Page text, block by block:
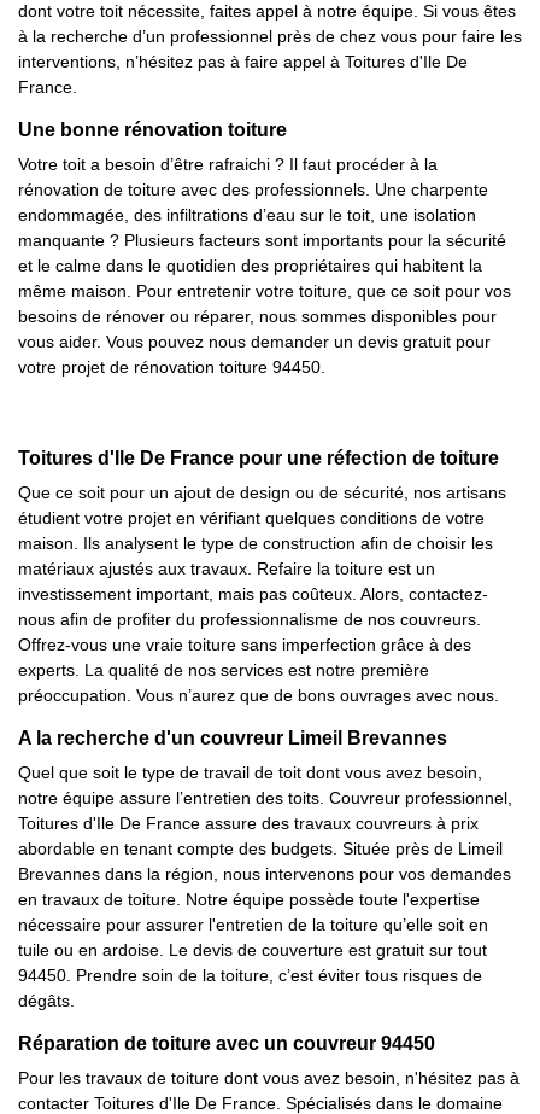
dont votre toit nécessite, faites appel à notre équipe. Si vous êtes
à la recherche d’un professionnel près de chez vous pour faire les
interventions, n’hésitez pas à faire appel à Toitures d'Ile De
France.
Une bonne rénovation toiture
Votre toit a besoin d’être rafraichi ? Il faut procéder à la
rénovation de toiture avec des professionnels. Une charpente
endommagée, des infiltrations d’eau sur le toit, une isolation
manquante ? Plusieurs facteurs sont importants pour la sécurité
et le calme dans le quotidien des propriétaires qui habitent la
même maison. Pour entretenir votre toiture, que ce soit pour vos
besoins de rénover ou réparer, nous sommes disponibles pour
vous aider. Vous pouvez nous demander un devis gratuit pour
votre projet de rénovation toiture 94450.
Toitures d'Ile De France pour une réfection de toiture
Que ce soit pour un ajout de design ou de sécurité, nos artisans
étudient votre projet en vérifiant quelques conditions de votre
maison. Ils analysent le type de construction afin de choisir les
matériaux ajustés aux travaux. Refaire la toiture est un
investissement important, mais pas coûteux. Alors, contactez-
nous afin de profiter du professionnalisme de nos couvreurs.
Offrez-vous une vraie toiture sans imperfection grâce à des
experts. La qualité de nos services est notre première
préoccupation. Vous n’aurez que de bons ouvrages avec nous.
A la recherche d'un couvreur Limeil Brevannes
Quel que soit le type de travail de toit dont vous avez besoin,
notre équipe assure l’entretien des toits. Couvreur professionnel,
Toitures d'Ile De France assure des travaux couvreurs à prix
abordable en tenant compte des budgets. Située près de Limeil
Brevannes dans la région, nous intervenons pour vos demandes
en travaux de toiture. Notre équipe possède toute l'expertise
nécessaire pour assurer l'entretien de la toiture qu’elle soit en
tuile ou en ardoise. Le devis de couverture est gratuit sur tout
94450. Prendre soin de la toiture, c’est éviter tous risques de
dégâts.
Réparation de toiture avec un couvreur 94450
Pour les travaux de toiture dont vous avez besoin, n'hésitez pas à
contacter Toitures d'Ile De France. Spécialisés dans le domaine